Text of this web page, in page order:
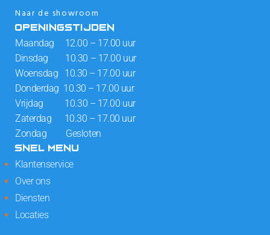
Naar de showroom
OPENINGSTIJDEN
Maandag 12.00 – 17.00 uur
Dinsdag 10.30 – 17.00 uur
Woensdag 10.30 – 17.00 uur
Donderdag 10.30 – 17.00 uur
Vrijdag 10.30 – 17.00 uur
Zaterdag 10.30 – 17.00 uur
Zondag Gesloten
SNEL MENU
Klantenservice
Over ons
Diensten
Locaties